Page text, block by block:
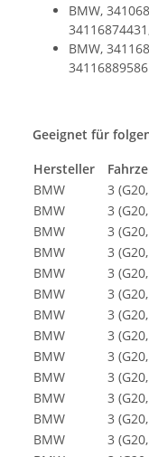
BMW,
BMW,
34116889586
Geeignet für
Hersteller
BMW
3
BMW
3
BMW
3
BMW
3
BMW
3
BMW
3
BMW
3
BMW
3
BMW
3
BMW
3
BMW
3
BMW
3
BMW
3